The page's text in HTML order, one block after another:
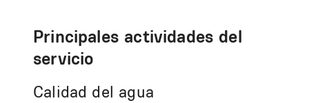
Principales actividades del
servicio
Calidad del agua